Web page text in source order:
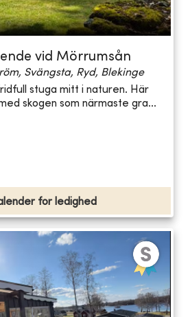
vid Mörrumsån
Svängsta, Ryd, Blekinge
stuga mitt i naturen. Här
skogen som närmaste gra...
for ledighed